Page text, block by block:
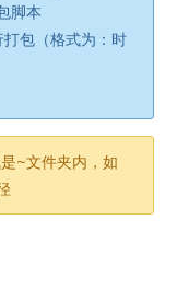
脚本
打包（格式为：时
~文件夹内，如